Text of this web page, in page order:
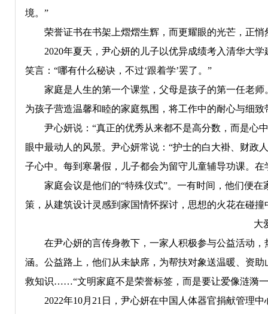
境。”
荣誉证书在书架上熠熠生辉，而更耀眼的光芒，正悄
2020年夏天，尹心妍的儿子以优异成绩考入清华大学
笑言：“哪有什么秘诀，不过‘跟着学’罢了。”
家庭是人生的第一个课堂，父母是孩子的第一任老师
为孩子营造温馨和睦的家庭氛围，将工作中的耐心与细致
尹心妍说：“真正的优秀从来都不是高分数，而是心中
眼中最动人的风景。尹心妍常说：“护士的白大褂、财政
子心中。每到寒暑假，儿子都会为留守儿童辅导功课。
家庭会议是他们的“特殊仪式”。一有时间，他们便在
策，从建筑设计灵感到家国情怀探讨，思想的火花在碰撞
大
在尹心妍的言传身教下，一家人积极参与公益活动，
涵。公益路上，他们从未缺席，为帮扶对象送温暖、资
救知识……“文明家庭不是荣誉标签，而是要让爱像涟漪
2022年10月21日，尹心妍在中国人体器官捐献管理中